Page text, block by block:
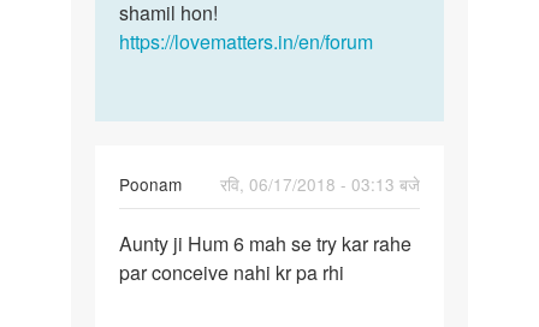
shamil hon!
https://lovematters.in/en/forum
Poonam
रवि, 06/17/2018 - 03:13 बजे
Aunty
ji
Aunty ji Hum 6 mah se try kar rahe
par conceive nahi kr pa rhi